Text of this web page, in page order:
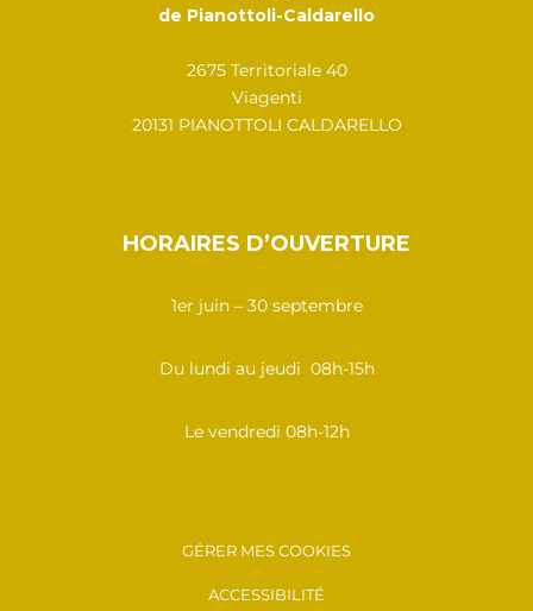
de Pianottoli-Caldarello
2675 Territoriale 40
Viagenti
20131 PIANOTTOLI CALDARELLO
HORAIRES D’OUVERTURE
1er juin – 30 septembre
Du lundi au jeudi 08h-15h
Le vendredi 08h-12h
GÉRER MES COOKIES
ACCESSIBILITÉ